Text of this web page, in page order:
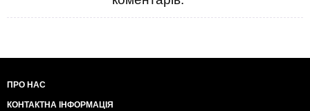
ПРО НАС
КОНТАКТНА ІНФОРМАЦІЯ